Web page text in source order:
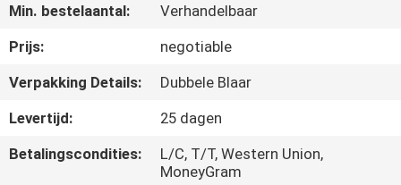
NEEM
CONTACT
MET
ONS
Min. bestelaantal:
Verhandelbaar
Prijs:
negotiable
Verpakking Details:
Dubbele Blaar
Levertijd:
25 dagen
Betalingscondities:
L/C, T/T, Western Union,
MoneyGram